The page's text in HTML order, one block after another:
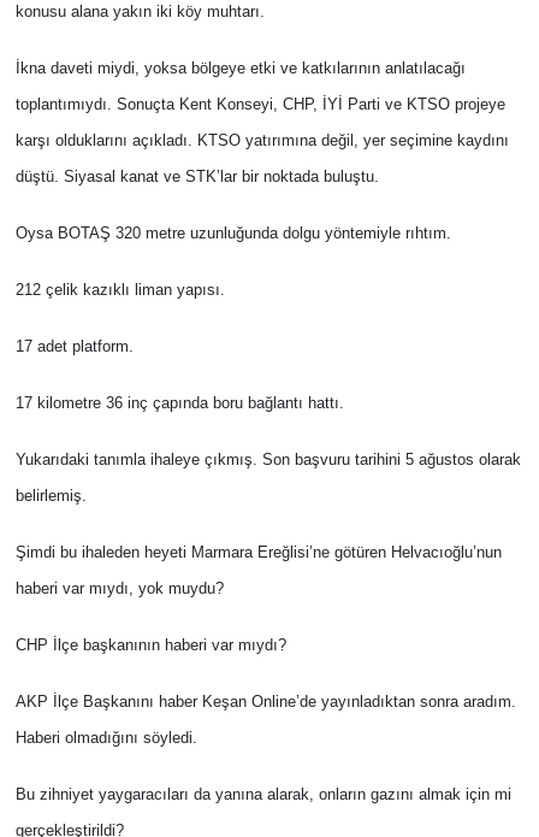
konusu alana yakın iki köy muhtarı.
İkna daveti miydi, yoksa bölgeye etki ve katkılarının anlatılacağı
toplantımıydı. Sonuçta Kent Konseyi, CHP, İYİ Parti ve KTSO projeye
karşı olduklarını açıkladı. KTSO yatırımına değil, yer seçimine kaydını
düştü. Siyasal kanat ve STK’lar bir noktada buluştu.
Oysa BOTAŞ 320 metre uzunluğunda dolgu yöntemiyle rıhtım.
212 çelik kazıklı liman yapısı.
17 adet platform.
17 kilometre 36 inç çapında boru bağlantı hattı.
Yukarıdaki tanımla ihaleye çıkmış. Son başvuru tarihini 5 ağustos olarak
belirlemiş.
Şimdi bu ihaleden heyeti Marmara Ereğlisi’ne götüren Helvacıoğlu’nun
haberi var mıydı, yok muydu?
CHP İlçe başkanının haberi var mıydı?
AKP İlçe Başkanını haber Keşan Online’de yayınladıktan sonra aradım.
Haberi olmadığını söyledi.
Bu zihniyet yaygaracıları da yanına alarak, onların gazını almak için mi
gerçekleştirildi?
TEKİRDAĞ
KIRKLARELİ
ÇANAKKALE
TÜRKİYE
Bölge
Genel
Politika
Magazin
İş Dünyası